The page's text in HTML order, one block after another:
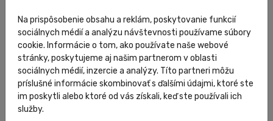
Na prispôsobenie obsahu a reklám, poskytovanie funkcií
sociálnych médií a analýzu návštevnosti používame súbory
cookie. Informácie o tom, ako používate naše webové
stránky, poskytujeme aj našim partnerom v oblasti
sociálnych médií, inzercie a analýzy. Títo partneri môžu
príslušné informácie skombinovať s ďalšími údajmi, ktoré ste
im poskytli alebo ktoré od vás získali, keď ste používali ich
služby.